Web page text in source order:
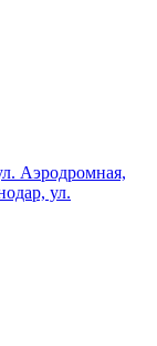
Аэродромная,
ул.